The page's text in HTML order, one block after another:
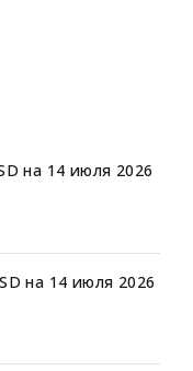
на 14 июля 2026
на 14 июля 2026